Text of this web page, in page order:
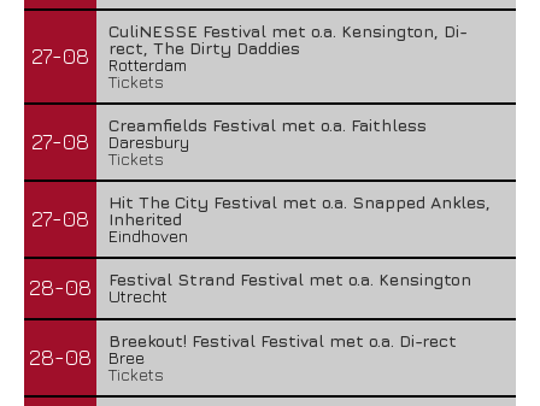
27-08
CuliNESSE Festival met o.a. Kensington, Di-
rect, The Dirty Daddies
Rotterdam
Tickets
27-08
Creamfields Festival met o.a. Faithless
Daresbury
Tickets
27-08
Hit The City Festival met o.a. Snapped Ankles,
Inherited
Eindhoven
28-08
Festival Strand Festival met o.a. Kensington
Utrecht
28-08
Breekout! Festival Festival met o.a. Di-rect
Bree
Tickets